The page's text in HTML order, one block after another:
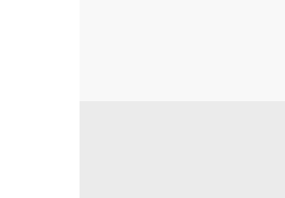
Bukan sandaran tangan
udara yang baik untuk
hanya nyaman tetapi juga